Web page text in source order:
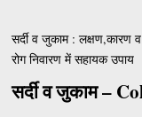
सर्दी व जुकाम : लक्षण,कारण
रोग निवारण में सहायक उपाय
सर्दी व जुकाम –